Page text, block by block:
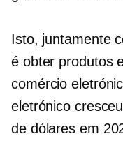
Isto, juntamente
é obter produtos
comércio
eletrónico
de dólares em